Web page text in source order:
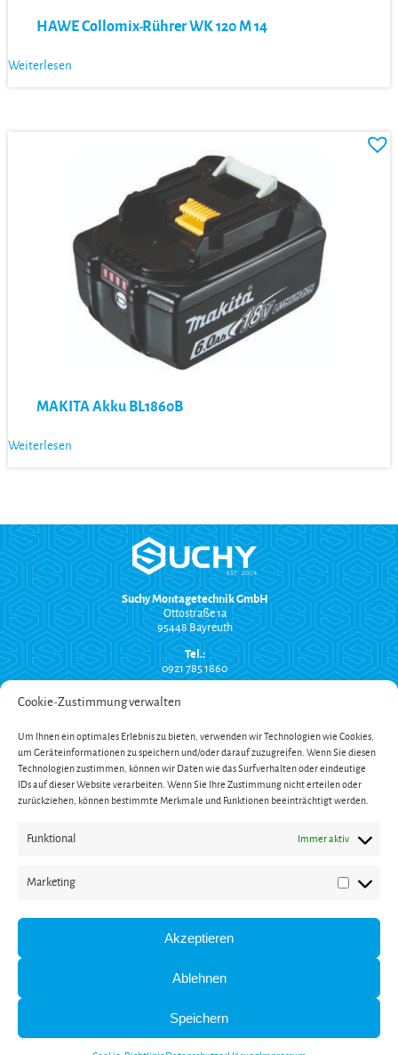
Cookie-Zustimmung verwalten
Um Ihnen ein optimales Erlebnis zu bieten, verwenden wir Technologien wie Cookies,
um Geräteinformationen zu speichern und/oder darauf zuzugreifen. Wenn Sie diesen
Technologien zustimmen, können wir Daten wie das Surfverhalten oder eindeutige
IDs auf dieser Website verarbeiten. Wenn Sie Ihre Zustimmung nicht erteilen oder
zurückziehen, können bestimmte Merkmale und Funktionen beeinträchtigt werden.
Funktional Immer aktiv
Marketing
Akzeptieren
Ablehnen
Speichern
HAWE Collomix-Rührer WK 120 M 14
Weiterlesen
MAKITA Akku BL1860B
Weiterlesen
Suchy Montagetechnik GmbH
Ottostraße 1a
95448 Bayreuth
Tel.:
0921 785 1860
info@suchy-montagetechnik.de
Versand und Zahlung
AGB
Widerrufsbelehrung
Impressum
Datenschutzerklärung
* Alle Preise inkl. gesetzl. Mehrwertsteuer und zzgl. Versandkosten (bei Versand innerhalb
Deutschlands).
** Gilt für Lieferungen nach Deutschland. Lieferzeiten für andere Länder und